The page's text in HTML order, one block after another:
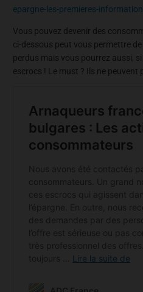
epargne-les-premieres-
Vous pouvez devenir des
ci-dessous peut vous permettre
perdus mais vous pourrez aussi,
escrocs ! Le must ? Ils ne peuvent